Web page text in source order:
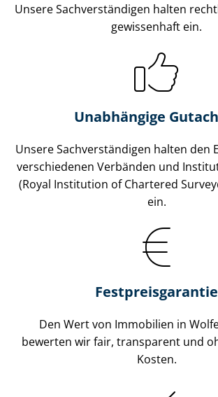
Unsere Sach­ver­stän­di­gen halten
gewissenhaft ein.
Unabhängige
Unsere Sach­ver­stän­di­gen halten den
verschiedenen Verbänden und
(Royal Institution of Chartered
ein.
Festpreis​garantie
Den Wert von Immobilien in
bewerten wir fair, transparent und
Kosten.